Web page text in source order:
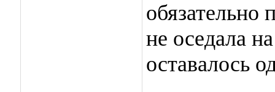
обязательно
не оседала
оставалось